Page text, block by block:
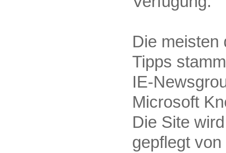
Die meisten
Tipps
IE-
Microsoft
Die Site
gepflegt